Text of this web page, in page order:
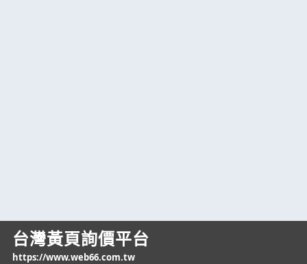
台灣黃頁詢價平台
https://www.web66.com.tw